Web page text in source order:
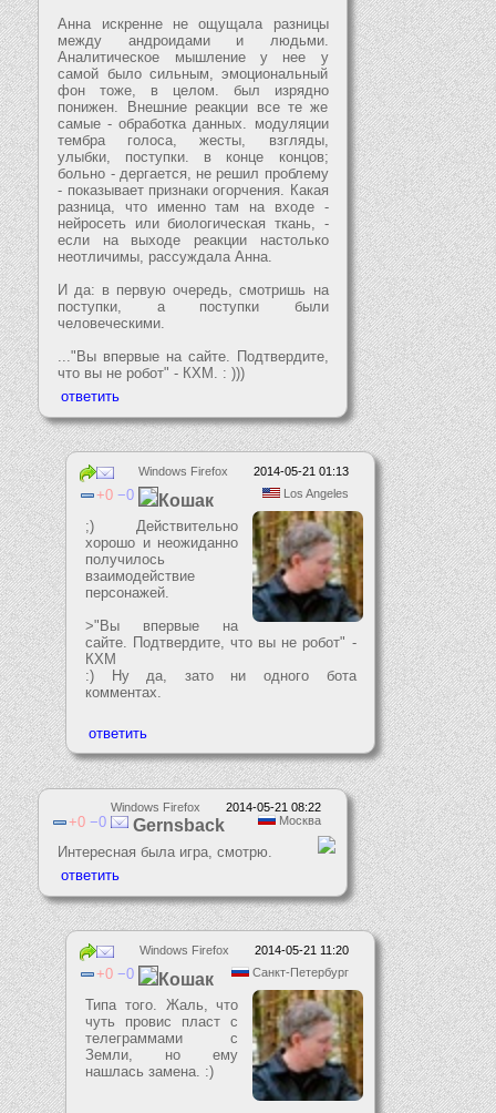
Анна искренне не ощущала разницы
между андроидами и людьми.
Аналитическое мышление у нее у
самой было сильным, эмоциональный
фон тоже, в целом. был изрядно
понижен. Внешние реакции все те же
самые - обработка данных. модуляции
тембра голоса, жесты, взгляды,
улыбки, поступки. в конце концов;
больно - дергается, не решил проблему
- показывает признаки огорчения. Какая
разница, что именно там на входе -
нейросеть или биологическая ткань, -
если на выходе реакции настолько
неотличимы, рассуждала Анна.
И да: в первую очередь, смотришь на
поступки, а поступки были
человеческими.
..."Вы впервые на сайте. Подтвердите,
что вы не робот" - КХМ. : )))
2014-05-21 01:13
Windows Firefox
Los Angeles
0 0 Кошак
;) Действительно
хорошо и неожиданно
получилось
взаимодействие
персонажей.
>"Вы впервые на
сайте. Подтвердите, что вы не робот" -
КХМ
:) Ну да, зато ни одного бота
комментах.
2014-05-21 08:22
Windows Firefox
Москва
0 0 Gernsback
Интересная была игра, смотрю.
2014-05-21 11:20
Windows Firefox
Санкт-Петербург
0 0 Кошак
Типа того. Жаль, что
чуть провис пласт с
телеграммами с
Земли, но ему
нашлась замена. :)